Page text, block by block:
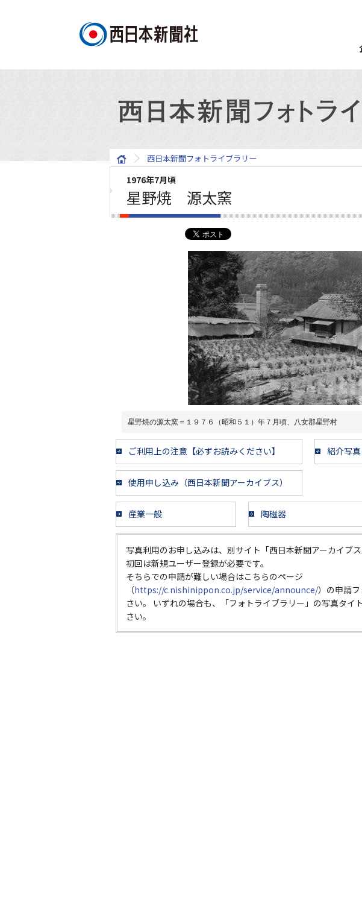
西日本新聞フォトライブラリー
1976年7月頃
星野焼 源太窯
星野焼の源太窯＝１９７６（昭和５１）年７月頃、八女郡星野村
ご利用上の注意【必ずお読みください】 紹介写
使用申し込み（西日本新聞アーカイブス）
産業一般 陶磁器
写真利用のお申し込みは、別サイト「西日本新聞アーカイブ
初回は新規ユーザー登録が必要です。
そちらでの申請が難しい場合はこちらのページ
（https://c.nishinippon.co.jp/service/announce/）の申請
さい。 いずれの場合も、「フォトライブラリー」の写真タイ
さい。